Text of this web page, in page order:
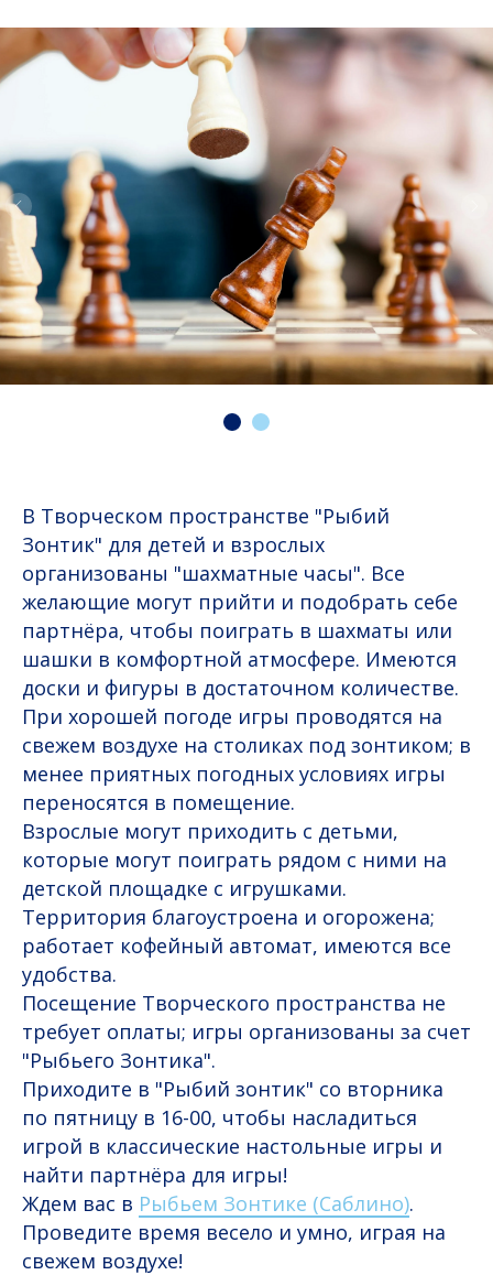
В Творческом пространстве "Рыбий
Зонтик" для детей и взрослых
организованы "шахматные часы". Все
желающие могут прийти и подобрать себе
партнёра, чтобы поиграть в шахматы или
шашки в комфортной атмосфере. Имеются
доски и фигуры в достаточном количестве.
При хорошей погоде игры проводятся на
свежем воздухе на столиках под зонтиком; в
менее приятных погодных условиях игры
переносятся в помещение.
Взрослые могут приходить с детьми,
которые могут поиграть рядом с ними на
детской площадке с игрушками.
Территория благоустроена и огорожена;
работает кофейный автомат, имеются все
удобства.
Посещение Творческого пространства не
требует оплаты; игры организованы за счет
"Рыбьего Зонтика".
Приходите в "Рыбий зонтик" со вторника
по пятницу в 16-00, чтобы насладиться
игрой в классические настольные игры и
найти партнёра для игры!
Ждем вас в Рыбьем Зонтике (Саблино).
Проведите время весело и умно, играя на
свежем воздухе!